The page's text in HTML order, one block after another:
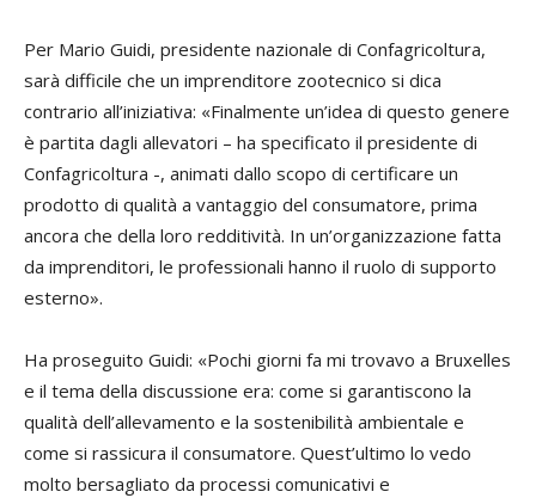
Per Mario Guidi, presidente nazionale di Confagricoltura,
sarà difficile che un imprenditore zootecnico si dica
contrario all’iniziativa: «Finalmente un’idea di questo genere
è partita dagli allevatori – ha specificato il presidente di
Confagricoltura -, animati dallo scopo di certificare un
prodotto di qualità a vantaggio del consumatore, prima
ancora che della loro redditività. In un’organizzazione fatta
da imprenditori, le professionali hanno il ruolo di supporto
esterno».
Ha proseguito Guidi: «Pochi giorni fa mi trovavo a Bruxelles
e il tema della discussione era: come si garantiscono la
qualità dell’allevamento e la sostenibilità ambientale e
come si rassicura il consumatore. Quest’ultimo lo vedo
molto bersagliato da processi comunicativi e